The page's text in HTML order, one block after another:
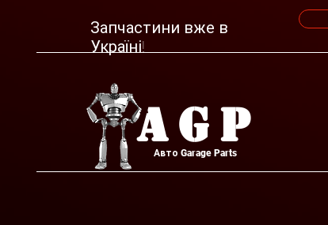
Запчастини вже в
Україні!
AGP
Авто Garage Parts